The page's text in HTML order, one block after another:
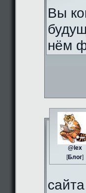
Вы
нём
@lex
[Блог]